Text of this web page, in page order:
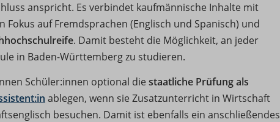
anspricht. Es verbindet kaufmännische Inhalte mit
Fokus auf Fremdsprachen (Englisch und Spanisch) und
. Damit besteht die Möglichkeit, an jeder
in Baden-Württemberg zu studieren.
Schüler:innen optional die staatliche Prüfung als
ablegen, wenn sie Zusatzunterricht in Wirtschaft
besuchen. Damit ist ebenfalls ein anschließendes